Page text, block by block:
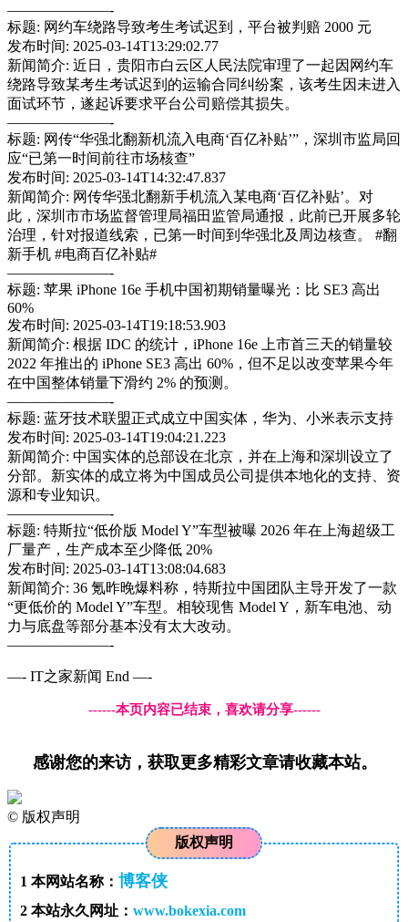
———————-
标题: 网约车绕路导致考生考试迟到，平台被判赔 2000 元
发布时间: 2025-03-14T13:29:02.77
新闻简介: 近日，贵阳市白云区人民法院审理了一起因网约车
绕路导致某考生考试迟到的运输合同纠纷案，该考生因未进入
面试环节，遂起诉要求平台公司赔偿其损失。
———————-
标题: 网传“华强北翻新机流入电商‘百亿补贴’”，深圳市监局回
应“已第一时间前往市场核查”
发布时间: 2025-03-14T14:32:47.837
新闻简介: 网传华强北翻新手机流入某电商‘百亿补贴’。对
此，深圳市市场监督管理局福田监管局通报，此前已开展多轮
治理，针对报道线索，已第一时间到华强北及周边核查。 #翻
新手机 #电商百亿补贴#
———————-
标题: 苹果 iPhone 16e 手机中国初期销量曝光：比 SE3 高出
60%
发布时间: 2025-03-14T19:18:53.903
新闻简介: 根据 IDC 的统计，iPhone 16e 上市首三天的销量较
2022 年推出的 iPhone SE3 高出 60%，但不足以改变苹果今年
在中国整体销量下滑约 2% 的预测。
———————-
标题: 蓝牙技术联盟正式成立中国实体，华为、小米表示支持
发布时间: 2025-03-14T19:04:21.223
新闻简介: 中国实体的总部设在北京，并在上海和深圳设立了
分部。新实体的成立将为中国成员公司提供本地化的支持、资
源和专业知识。
———————-
标题: 特斯拉“低价版 Model Y”车型被曝 2026 年在上海超级工
厂量产，生产成本至少降低 20%
发布时间: 2025-03-14T13:08:04.683
新闻简介: 36 氪昨晚爆料称，特斯拉中国团队主导开发了一款
“更低价的 Model Y”车型。相较现售 Model Y，新车电池、动
力与底盘等部分基本没有太大改动。
———————-
—- IT之家新闻 End —-
------本页内容已结束，喜欢请分享------
感谢您的来访，获取更多精彩文章请收藏本站。
© 版权声明
版权声明
1 本网站名称： 博客侠
2本站永久网址： www.bokexia.com